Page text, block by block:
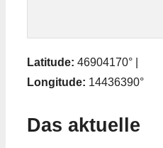
Latitude: 46904170° |
Longitude: 14436390°
Das aktuelle